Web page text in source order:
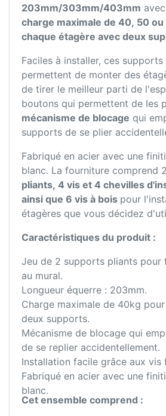
203mm/303mm/403mm
charge maximale de 40, 50
chaque étagère avec deux
Faciles à installer, ces
permettent de monter des
de tirer le meilleur parti de
boutons qui permettent de les
mécanisme de blocage qui
supports de se plier
Fabriqué en acier avec une
blanc. La fourniture comprend 2
pliants, 4 vis et 4 chevilles
ainsi que 6 vis à bois pour
étagères que vous décidez
Caractéristiques du produit :
Jeu de 2 supports pliants pour
au mural.
Longueur équerre : 203mm.
Charge maximale de 40kg
deux supports.
Mécanisme de blocage qui
de se replier accidentellement.
Installation facile grâce aux vis
Fabriqué en acier avec une
blanc.
Cet ensemble comprend :